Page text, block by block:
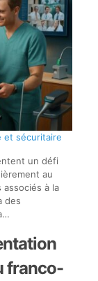
et sécuritaire
un défi
au
associés à la
des
franco-